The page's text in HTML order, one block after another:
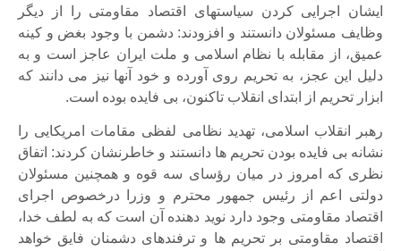
ایشان اجرایی کردن سیاستهای اقتصاد مقاومتی را از دیگر
وظایف مسئولان دانستند و افزودند: دشمن با وجود بغض و کینه
عمیق، از مقابله با نظام اسلامی و ملت ایران عاجز است و به
دلیل این عجز، به تحریم روی آورده و خود آنها نیز می دانند که
ابزار تحریم از ابتدای انقلاب تاکنون، بی فایده بوده است.
رهبر انقلاب اسلامی، تهدید نظامی لفظی مقامات امریکایی را
نشانه بی فایده بودن تحریم ها دانستند و خاطرنشان کردند: اتفاق
نظری که امروز در میان رؤسای سه قوه و همچنین مسئولان
دولتی اعم از رئیس جمهور محترم و وزرا درخصوص اجرای
اقتصاد مقاومتی وجود دارد نوید دهنده آن است که به لطف خدا،
اقتصاد مقاومتی بر تحریم ها و ترفندهای دشمنان فایق خواهد